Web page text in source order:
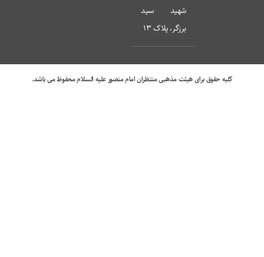
شهید سید
برزگر، پلاک 13
کلیه حقوق برای هیئت مذهبی منتظران امام منصور علیه السلام محفوظ می باشد.